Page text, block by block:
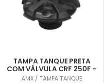
TAMPA TANQUE PRETA
COM VÁLVULA CRF 250F -
AMX
AMX / TAMPA TANQUE